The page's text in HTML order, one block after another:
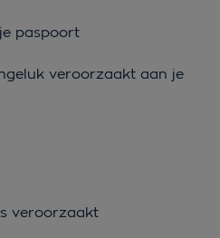
paspoort
veroorzaakt aan je
veroorzaakt